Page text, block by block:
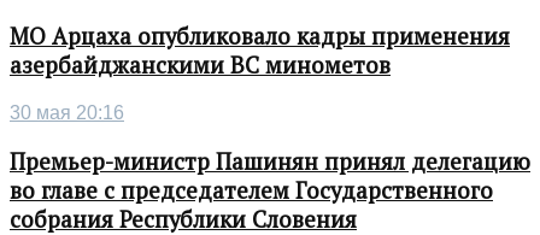
МО Арцаха опубликовало кадры применения
азербайджанскими ВС минометов
30 мая 20:16
Премьер-министр Пашинян принял делегацию
во главе с председателем Государственного
собрания Республики Словения